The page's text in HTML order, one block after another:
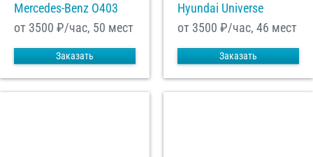
Mercedes-Benz О403
от 3500 ₽/час, 50 мест
Заказать
Hyundai Universe
от 3500 ₽/час, 46 мест
Заказать